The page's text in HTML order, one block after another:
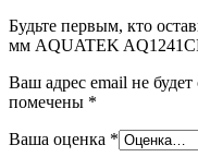
Будьте первым, кто
мм AQUATEK
Ваш адрес email не
помечены *
Ваша оценка *